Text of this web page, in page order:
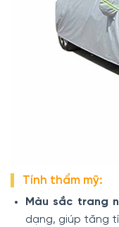
Tính thẩm mỹ:
Màu sắc trang
dạng, giúp tăng